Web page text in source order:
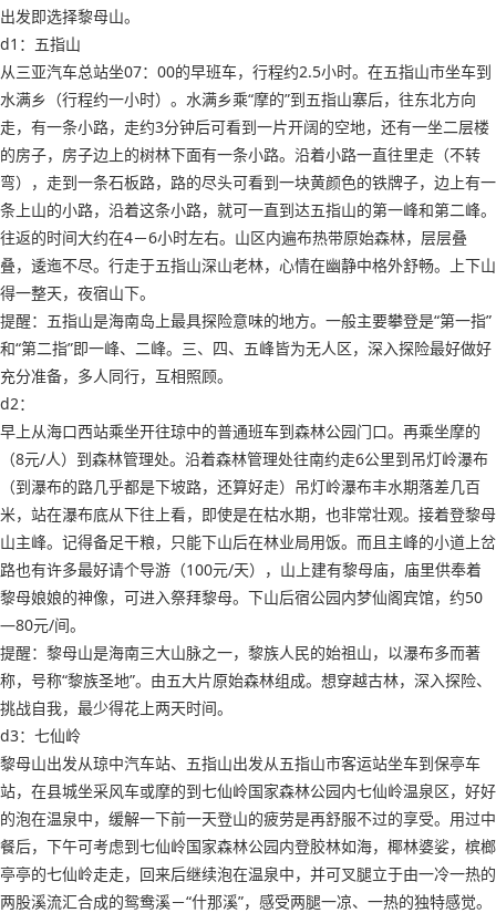
出发即选择黎母山。
d1：五指山
从三亚汽车总站坐07：00的早班车，行程约2.5小时。在五指山市坐车到
水满乡（行程约一小时）。水满乡乘“摩的”到五指山寨后，往东北方向
走，有一条小路，走约3分钟后可看到一片开阔的空地，还有一坐二层楼
的房子，房子边上的树林下面有一条小路。沿着小路一直往里走（不转
弯），走到一条石板路，路的尽头可看到一块黄颜色的铁牌子，边上有一
条上山的小路，沿着这条小路，就可一直到达五指山的第一峰和第二峰。
往返的时间大约在4－6小时左右。山区内遍布热带原始森林，层层叠
叠，逶迤不尽。行走于五指山深山老林，心情在幽静中格外舒畅。上下山
得一整天，夜宿山下。
提醒：五指山是海南岛上最具探险意味的地方。一般主要攀登是“第一指”
和“第二指”即一峰、二峰。三、四、五峰皆为无人区，深入探险最好做好
充分准备，多人同行，互相照顾。
d2：
早上从海口西站乘坐开往琼中的普通班车到森林公园门口。再乘坐摩的
（8元/人）到森林管理处。沿着森林管理处往南约走6公里到吊灯岭瀑布
（到瀑布的路几乎都是下坡路，还算好走）吊灯岭瀑布丰水期落差几百
米，站在瀑布底从下往上看，即使是在枯水期，也非常壮观。接着登黎母
山主峰。记得备足干粮，只能下山后在林业局用饭。而且主峰的小道上岔
路也有许多最好请个导游（100元/天），山上建有黎母庙，庙里供奉着
黎母娘娘的神像，可进入祭拜黎母。下山后宿公园内梦仙阁宾馆，约50
—80元/间。
提醒：黎母山是海南三大山脉之一，黎族人民的始祖山，以瀑布多而著
称，号称“黎族圣地”。由五大片原始森林组成。想穿越古林，深入探险、
挑战自我，最少得花上两天时间。
d3：七仙岭
黎母山出发从琼中汽车站、五指山出发从五指山市客运站坐车到保亭车
站，在县城坐采风车或摩的到七仙岭国家森林公园内七仙岭温泉区，好好
的泡在温泉中，缓解一下前一天登山的疲劳是再舒服不过的享受。用过中
餐后，下午可考虑到七仙岭国家森林公园内登胶林如海，椰林婆娑，槟榔
亭亭的七仙岭走走，回来后继续泡在温泉中，并可叉腿立于由一冷一热的
两股溪流汇合成的鸳鸯溪－“什那溪”，感受两腿一凉、一热的独特感觉。